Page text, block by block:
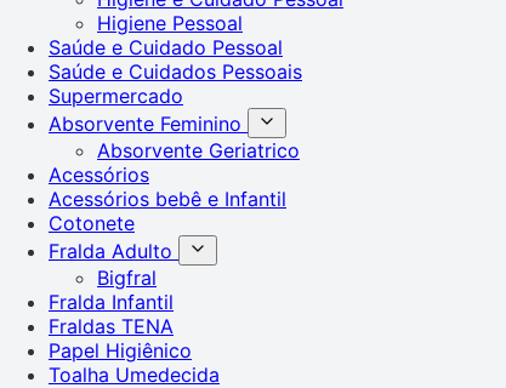
Higiene Pessoal
Saúde e Cuidado Pessoal
Saúde e Cuidados Pessoais
Supermercado
Absorvente Feminino
Absorvente Geriatrico
Acessórios
Acessórios bebê e Infantil
Cotonete
Fralda Adulto
Bigfral
Fralda Infantil
Fraldas TENA
Papel Higiênico
Toalha Umedecida